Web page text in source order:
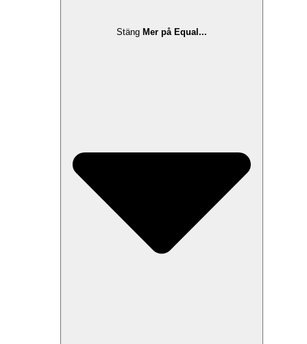
Stäng Mer på Equal...